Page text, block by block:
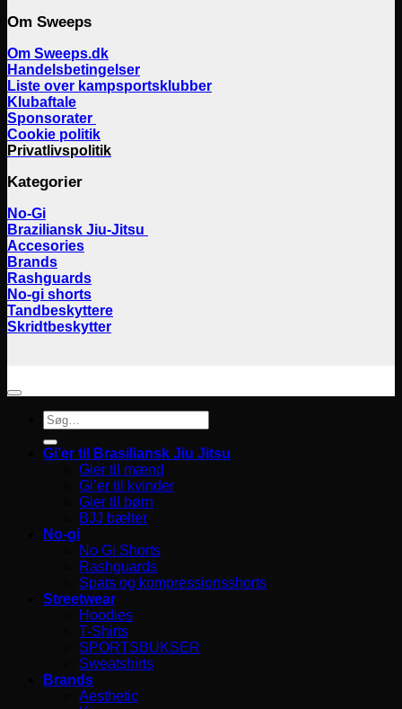
Om Sweeps
Om Sweeps.dk
Handelsbetingelser
Liste over kampsportsklubber
Klubaftale
Sponsorater
Cookie politik
Privatlivspolitik
Kategorier
No-Gi
Braziliansk Jiu-Jitsu
Accesories
Brands
Rashguards
No-gi shorts
Tandbeskyttere
Skridtbeskytter
Søg
efter:
Gi’er til Brasiliansk Jiu Jitsu
Gier til mænd
Gi’er til kvinder
Gier til børn
BJJ bælter
No-gi
No Gi Shorts
Rashguards
Spats og kompressionsshorts
Streetwear
Hoodies
T-Shirts
SPORTSBUKSER
Sweatshirts
Brands
Aesthetic